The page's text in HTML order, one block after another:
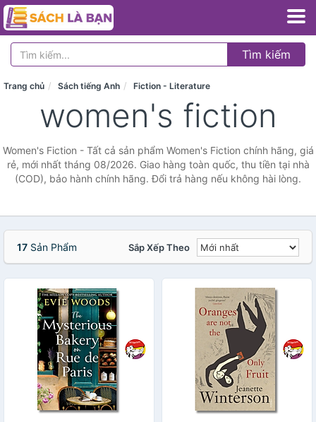
Tìm kiếm
Trang chủ Sách tiếng Anh Fiction - Literature
women's fiction
Women's Fiction - Tất cả sản phẩm Women's Fiction chính hãng, giá
rẻ, mới nhất tháng 08/2026. Giao hàng toàn quốc, thu tiền tại nhà
(COD), bảo hành chính hãng. Đổi trả hàng nếu không hài lòng.
17 Sản Phẩm Sắp Xếp Theo